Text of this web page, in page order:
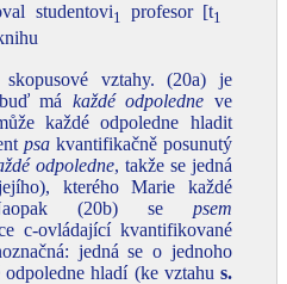
studentovi1 profesor [t1
skopusové vztahy. (20a) je
má každé odpoledne ve
každé odpoledne hladit
psakvantifikačně posunutý
odpoledne, takže se jedná
kterého Marie každé
(20b) se psem
c‑ovládající kvantifikované
jedná se o jednoho
hladí (ke vztahu s.